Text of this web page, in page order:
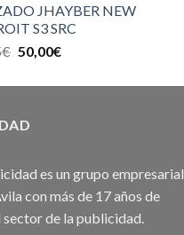
JHAYBER NEW
S3 SRC
€ 50,00€
es un grupo empresarial
con más de 17 años de
de la publicidad.